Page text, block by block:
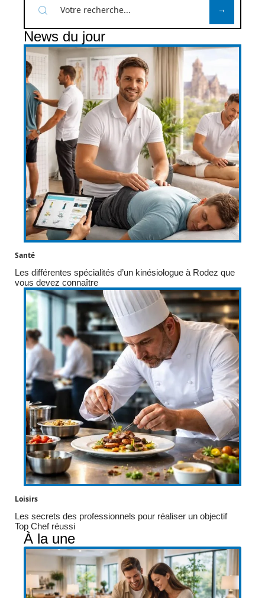
News du jour
Santé
Les différentes spécialités d’un kinésiologue à Rodez que
vous devez connaître
Loisirs
Les secrets des professionnels pour réaliser un objectif
Top Chef réussi
À la une